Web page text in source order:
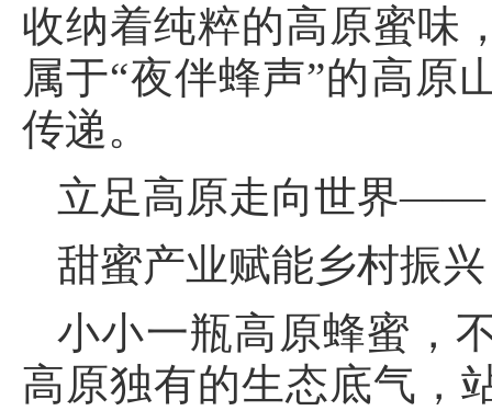
收纳着纯粹的高原蜜味
属于“夜伴蜂声”的高原
传递。
立足高原走向世界——
甜蜜产业赋能乡村振兴
小小一瓶高原蜂蜜，
高原独有的生态底气，